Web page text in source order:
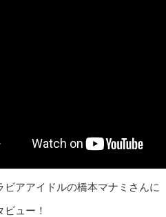
ビアアイドルの橋本マナミさんに
ュー！